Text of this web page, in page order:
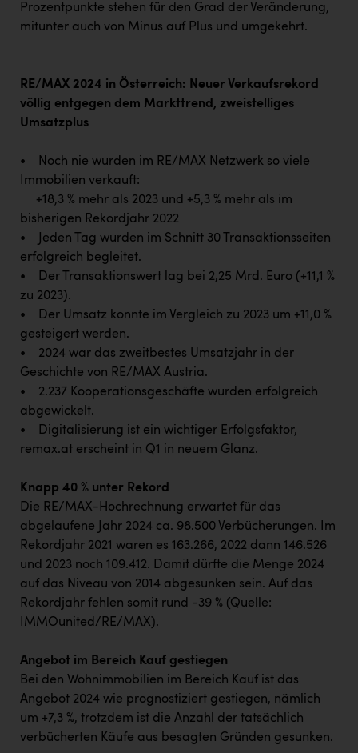
Österreichisches Hebammengremium
kunden basics
Prozentpunkte stehen für den Grad der Veränderung,
mitunter auch von Minus auf Plus und umgekehrt.
RE/MAX 2024 in Österreich: Neuer Verkaufsrekord
völlig entgegen dem Markttrend, zweistelliges
Umsatzplus
• Noch nie wurden im RE/MAX Netzwerk so viele
Immobilien verkauft:
+18,3 % mehr als 2023 und +5,3 % mehr als im
bisherigen Rekordjahr 2022
• Jeden Tag wurden im Schnitt 30 Transaktionsseiten
erfolgreich begleitet.
• Der Transaktionswert lag bei 2,25 Mrd. Euro (+11,1 %
zu 2023).
• Der Umsatz konnte im Vergleich zu 2023 um +11,0 %
gesteigert werden.
• 2024 war das zweitbestes Umsatzjahr in der
Geschichte von RE/MAX Austria.
• 2.237 Kooperationsgeschäfte wurden erfolgreich
abgewickelt.
• Digitalisierung ist ein wichtiger Erfolgsfaktor,
remax.at erscheint in Q1 in neuem Glanz.
Knapp 40 % unter Rekord
Die RE/MAX-Hochrechnung erwartet für das
abgelaufene Jahr 2024 ca. 98.500 Verbücherungen. Im
Rekordjahr 2021 waren es 163.266, 2022 dann 146.526
und 2023 noch 109.412. Damit dürfte die Menge 2024
auf das Niveau von 2014 abgesunken sein. Auf das
Rekordjahr fehlen somit rund -39 % (Quelle:
IMMOunited/RE/MAX).
Angebot im Bereich Kauf gestiegen
Bei den Wohnimmobilien im Bereich Kauf ist das
Angebot 2024 wie prognostiziert gestiegen, nämlich
um +7,3 %, trotzdem ist die Anzahl der tatsächlich
verbücherten Käufe aus besagten Gründen gesunken.